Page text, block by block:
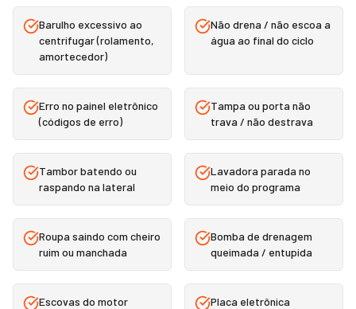
Barulho excessivo ao
centrifugar (rolamento,
amortecedor)
Não drena / não escoa a
água ao final do ciclo
Erro no painel eletrônico
(códigos de erro)
Tampa ou porta não
trava / não destrava
Tambor batendo ou
raspando na lateral
Lavadora parada no
meio do programa
Roupa saindo com cheiro
ruim ou manchada
Bomba de drenagem
queimada / entupida
Escovas do motor
Placa eletrônica